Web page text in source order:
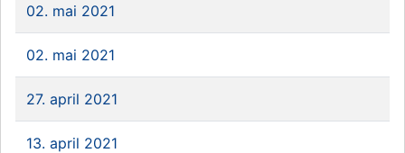
02. mai 2021
02. mai 2021
27. april 2021
13. april 2021